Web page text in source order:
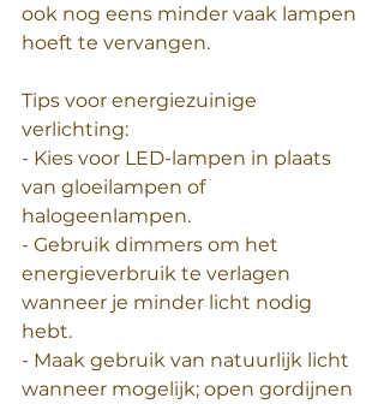
ook nog eens minder vaak lampen
hoeft te vervangen.
Tips voor energiezuinige
verlichting:
- Kies voor LED-lampen in plaats
van gloeilampen of
halogeenlampen.
- Gebruik dimmers om het
energieverbruik te verlagen
wanneer je minder licht nodig
hebt.
- Maak gebruik van natuurlijk licht
wanneer mogelijk; open gordijnen